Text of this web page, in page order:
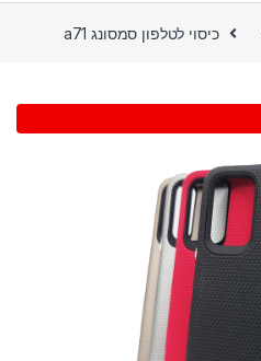
כיסוי לטלפון סמסונג a71